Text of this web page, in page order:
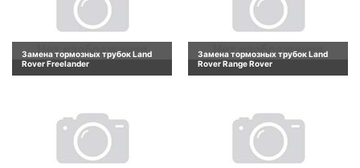
Замена тормозных трубок Land
Rover Freelander
Замена тормозных трубок Land
Rover Range Rover